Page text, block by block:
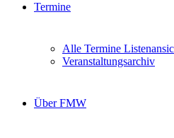
Termine
Alle Termine
Veranstaltungsarchiv
Über FMW